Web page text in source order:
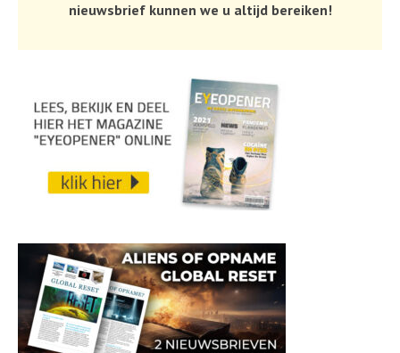
nieuwsbrief kunnen we u altijd bereiken!